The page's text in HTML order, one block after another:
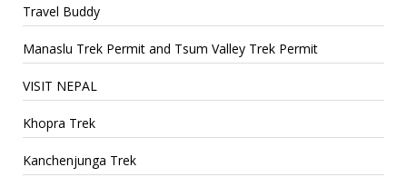
Travel Buddy
Manaslu Trek Permit and Tsum Valley Trek Permit
VISIT NEPAL
Khopra Trek
Kanchenjunga Trek